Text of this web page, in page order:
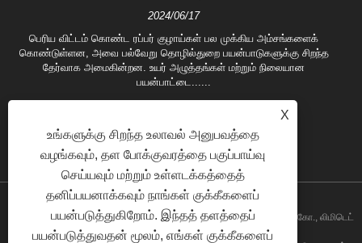
2024/06/17
பெரிய விட்டம் கொண்ட ரப்பர் குழாய்கள் பல முக்கிய அம்சங்களைக்
கொண்டுள்ளன, அவை பல்வேறு தொழில்துறை பயன்பாடுகளுக்கு சிறந்த
தேர்வாக அமைகின்றன. உயர் அழுத்தங்கள் மற்றும் நிலையான
பயன்பாட்டை......
பதிப்புரிமை © 2022 ஹெபீ ஃபுஷுவோ மெட்டல் ரப்பர் பிளாஸ்டிக் டெக்னாலஜி கோ., லிமிடெட்
X
உங்களுக்கு சிறந்த உலாவல் அனுபவத்தை
வழங்கவும், தள போக்குவரத்தை பகுப்பாய்வு
செய்யவும் மற்றும் உள்ளடக்கத்தைத்
தனிப்பயனாக்கவும் நாங்கள் குக்கீகளைப்
பயன்படுத்துகிறோம். இந்தத் தளத்தைப்
பயன்படுத்துவதன் மூலம், எங்கள் குக்கீகளைப்